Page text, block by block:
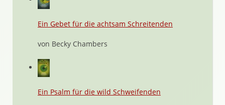
Ein Gebet für die achtsam Schreitenden
von Becky Chambers
Ein Psalm für die wild Schweifenden